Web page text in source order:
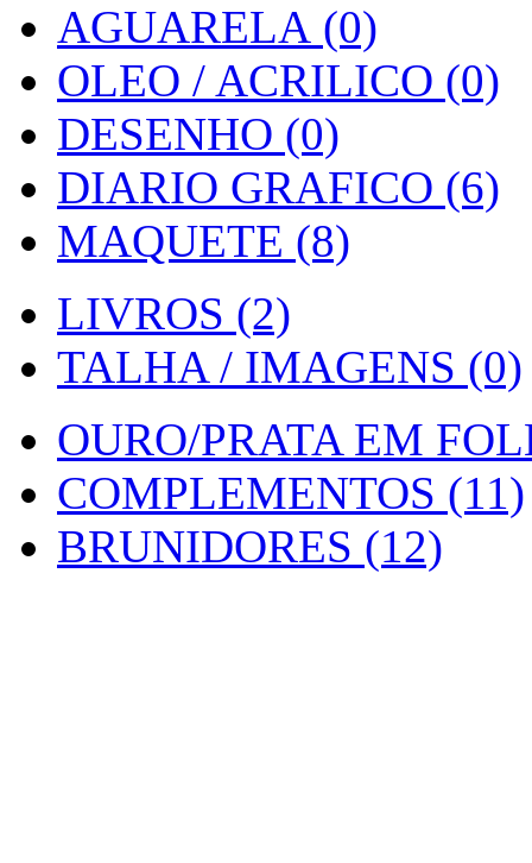
AGUARELA (0)
OLEO / ACRILICO (0)
DESENHO (0)
DIARIO GRAFICO (6)
MAQUETE (8)
LIVROS (2)
TALHA / IMAGENS (0)
OURO/PRATA EM
COMPLEMENTOS (11)
BRUNIDORES (12)